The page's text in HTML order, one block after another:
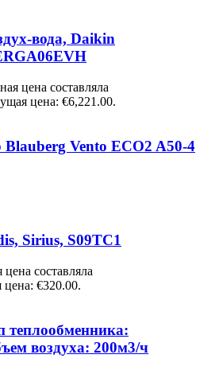
вода, Daikin
цена составляла
цена: €6,221.00.
Vento ECO2 A50-4
Sirius, S09TC1
составляла
цена: €320.00.
теплообменника:
воздуха: 200м3/ч